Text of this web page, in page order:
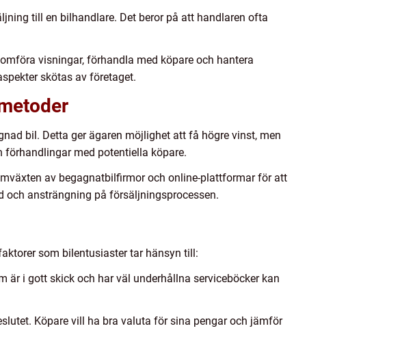
till en bilhandlare. Det beror på att handlaren ofta
visningar, förhandla med köpare och hantera
skötas av företaget.
bil. Detta ger ägaren möjlighet att få högre vinst, men
förhandlingar med potentiella köpare.
av begagnatbilfirmor och online-plattformar för att
ansträngning på försäljningsprocessen.
som bilentusiaster tar hänsyn till:
i gott skick och har väl underhållna serviceböcker kan
Köpare vill ha bra valuta för sina pengar och jämför